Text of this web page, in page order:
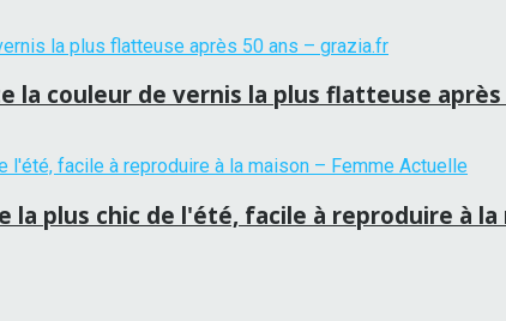
la couleur de vernis la plus flatteuse après
la plus chic de l'été, facile à reproduire à